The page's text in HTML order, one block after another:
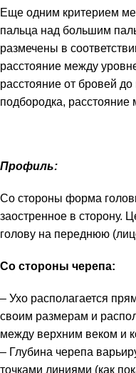
Еще одним критерием
пальца над большим
размечены в
расстояние между
расстояние от бровей
подбородка, расстояние
Профиль:
Со стороны форма
заостренное в сторону.
голову на переднюю
Со стороны черепа:
– Ухо располагается
своим размерам и
между верхним веком и
– Глубина черепа
точками линиями (как